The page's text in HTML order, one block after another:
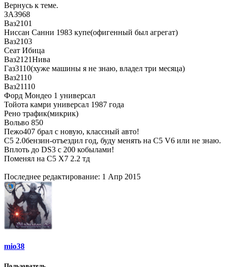
Вернусь к теме.
ЗАЗ968
Ваз2101
Ниссан Санни 1983 купе(офигенный был агрегат)
Ваз2103
Сеат Ибица
Ваз2121Нива
Газ3110(хуже машины я не знаю, владел три месяца)
Ваз2110
Ваз21110
Форд Мондео 1 универсал
Тойота камри универсал 1987 года
Рено трафик(микрик)
Вольво 850
Пежо407 брал с новую, классный авто!
С5 2.0бензин-отъездил год, буду менять на С5 V6 или не знаю.
Вплоть до DS3 c 200 кобылами!
Поменял на С5 Х7 2.2 тд
Последнее редактирование: 1 Апр 2015
mio38